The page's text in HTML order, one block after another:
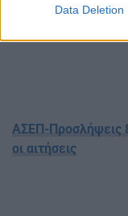
Data Deletion
ΑΣΕΠ-Προσλήψεις
οι αιτήσεις